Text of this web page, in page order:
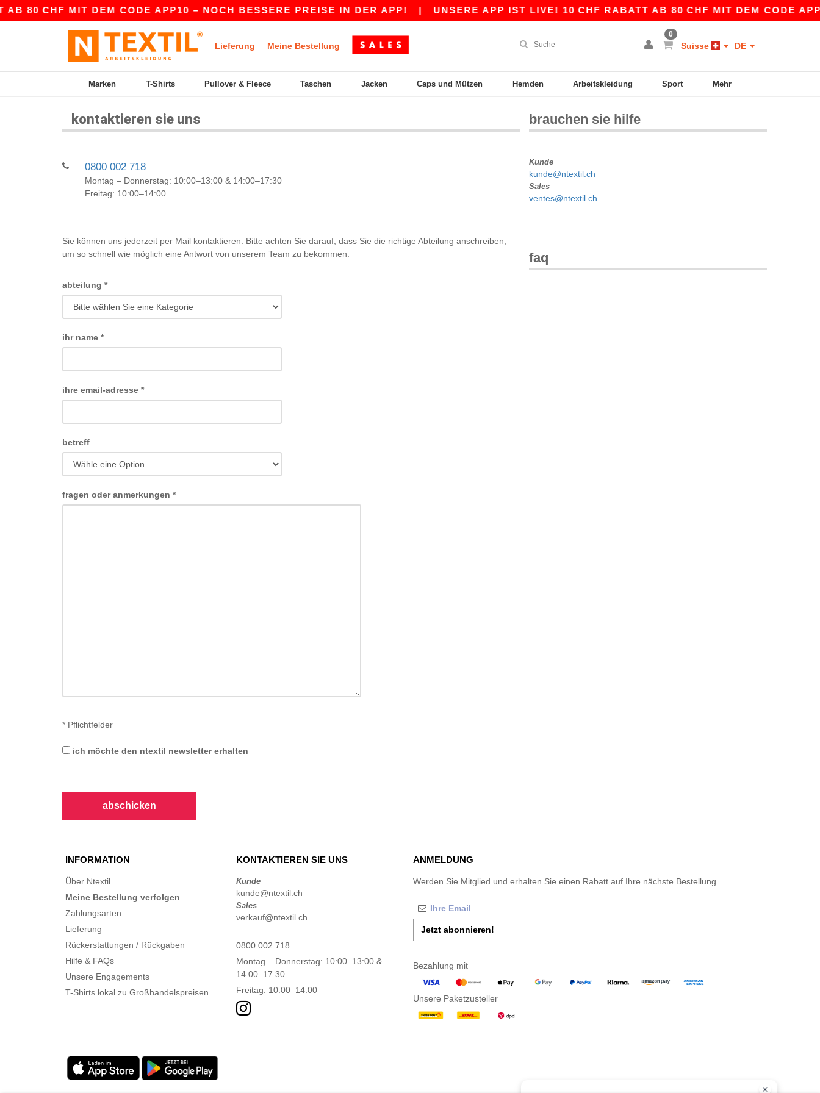
80 CHF MIT DEM CODE APP10 – NOCH BESSERE PREISE IN DER APP!|UNSERE APP IST LIVE! 10 CHF RABATT AB 80 CHF MIT DEM CODE
Lieferung Meine Bestellung
0
Suisse DE
Marken T-Shirts Pullover & Fleece Taschen Jacken Caps und Mützen Hemden Arbeitskleidung Sport Mehr
kontaktieren sie uns
0800 002 718
Montag – Donnerstag: 10:00–13:00 & 14:00–17:30
Freitag: 10:00–14:00
Sie können uns jederzeit per Mail kontaktieren. Bitte achten Sie darauf, dass Sie die richtige Abteilung anschreiben,
um so schnell wie möglich eine Antwort von unserem Team zu bekommen.
abteilung *
ihr name *
ihre email-adresse *
betreff
fragen oder anmerkungen *
* Pflichtfelder
ich möchte den ntextil newsletter erhalten
abschicken
brauchen sie hilfe
Kunde
kunde@ntextil.ch
Sales
ventes@ntextil.ch
faq
INFORMATION
Über Ntextil
Meine Bestellung verfolgen
Zahlungsarten
Lieferung
Rückerstattungen / Rückgaben
Hilfe & FAQs
Unsere Engagements
T-Shirts lokal zu Großhandelspreisen
KONTAKTIEREN SIE UNS
Kunde
kunde@ntextil.ch
Sales
verkauf@ntextil.ch
0800 002 718
Montag – Donnerstag: 10:00–13:00 &
14:00–17:30
Freitag: 10:00–14:00
ANMELDUNG
Werden Sie Mitglied und erhalten Sie einen Rabatt auf Ihre nächste Bestellung
Jetzt abonnieren!
Bezahlung mit
Unsere Paketzusteller